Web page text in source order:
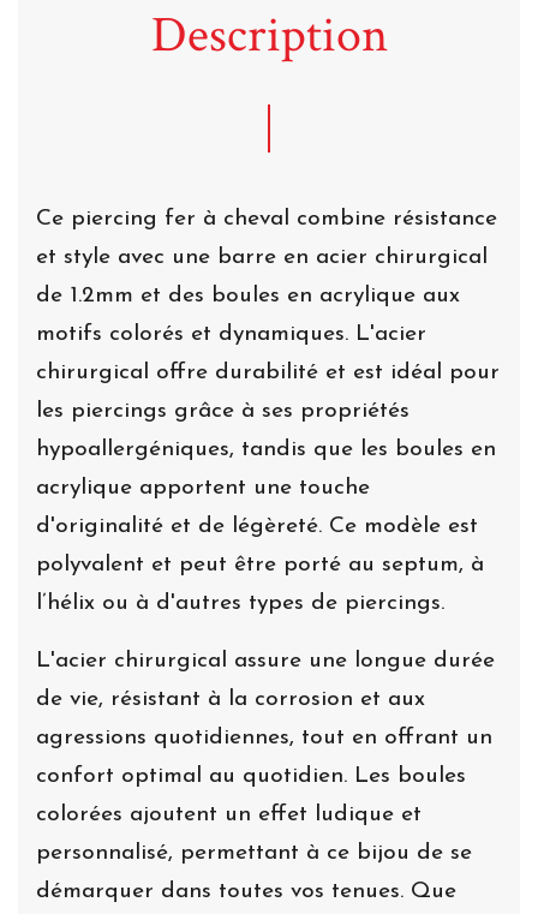
Description
Ce piercing fer à cheval combine résistance
et style avec une barre en acier chirurgical
de 1.2mm et des boules en acrylique aux
motifs colorés et dynamiques. L'acier
chirurgical offre durabilité et est idéal pour
les piercings grâce à ses propriétés
hypoallergéniques, tandis que les boules en
acrylique apportent une touche
d'originalité et de légèreté. Ce modèle est
polyvalent et peut être porté au septum, à
l’hélix ou à d'autres types de piercings.
L'acier chirurgical assure une longue durée
de vie, résistant à la corrosion et aux
agressions quotidiennes, tout en offrant un
confort optimal au quotidien. Les boules
colorées ajoutent un effet ludique et
personnalisé, permettant à ce bijou de se
démarquer dans toutes vos tenues. Que